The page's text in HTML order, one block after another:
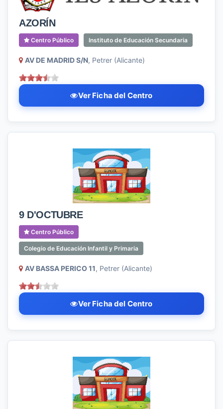
AZORÍN
Centro Público Instituto de Educación Secundaria
AV DE MADRID S/N, Petrer (Alicante)
Ver Ficha del Centro
9 D'OCTUBRE
Centro Público
Colegio de Educación Infantil y Primaria
AV BASSA PERICO 11, Petrer (Alicante)
Ver Ficha del Centro